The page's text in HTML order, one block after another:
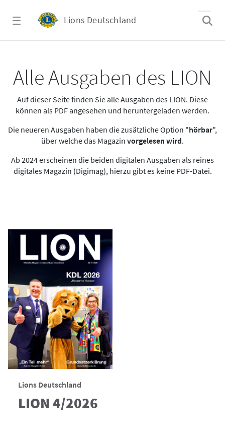
Lions Deutschland
Alle Ausgaben des LION
Auf dieser Seite finden Sie alle Ausgaben des LION. Diese
können als PDF angesehen und heruntergeladen werden.
Die neueren Ausgaben haben die zusätzliche Option "hörbar",
über welche das Magazin vorgelesen wird.
Ab 2024 erscheinen die beiden digitalen Ausgaben als reines
digitales Magazin (Digimag), hierzu gibt es keine PDF-Datei.
Lions Deutschland
LION 4/2026